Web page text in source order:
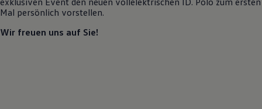
Motorenöl und Flüssigkeiten
Räder und Reifen
Pannen- und Unfallhilfe
Mal persönlich vorstellen.
Wir freuen uns auf Sie!